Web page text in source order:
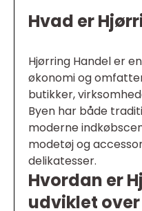
Hvad er
Hjørring Handel er
økonomi og
butikker,
Byen har både
moderne
modetøj og
delikatesser.
Hvordan er
udviklet